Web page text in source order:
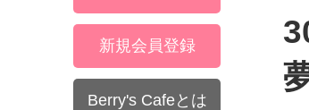
新規会員登録
Berry's Cafeとは